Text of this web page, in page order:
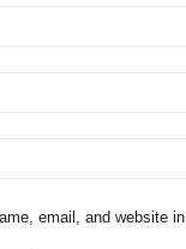
email, and website